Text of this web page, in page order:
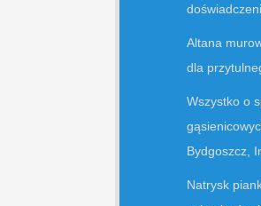
Altana
dla
Wszystko o
Bydgoszcz,
Natrysk